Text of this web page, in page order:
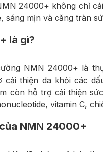
24000+ không chỉ
sáng mịn và căng tràn
là gì?
NMN 24000+ là
cải thiện da khỏi các
còn hỗ trợ cải thiện
vitamin C,
NMN 24000+